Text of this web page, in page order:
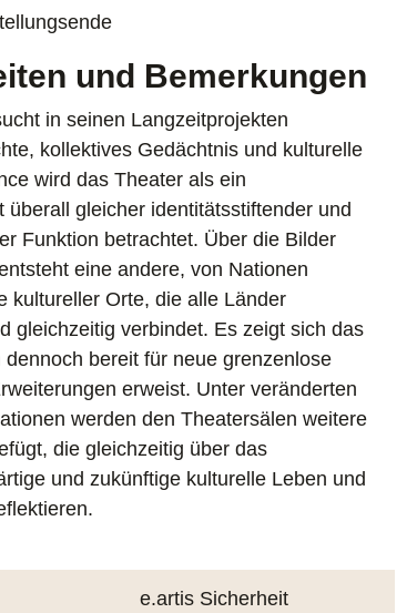
und Bemerkungen
in seinen Langzeitprojekten
kollektives Gedächtnis und kulturelle
wird das Theater als ein
überall gleicher identitätsstiftender und
Funktion betrachtet. Über die Bilder
eine andere, von Nationen
kultureller Orte, die alle Länder
gleichzeitig verbindet. Es zeigt sich das
bereit für neue grenzenlose
erweist. Unter veränderten
werden den Theatersälen weitere
die gleichzeitig über das
und zukünftige kulturelle Leben und
e.artis Sicherheit